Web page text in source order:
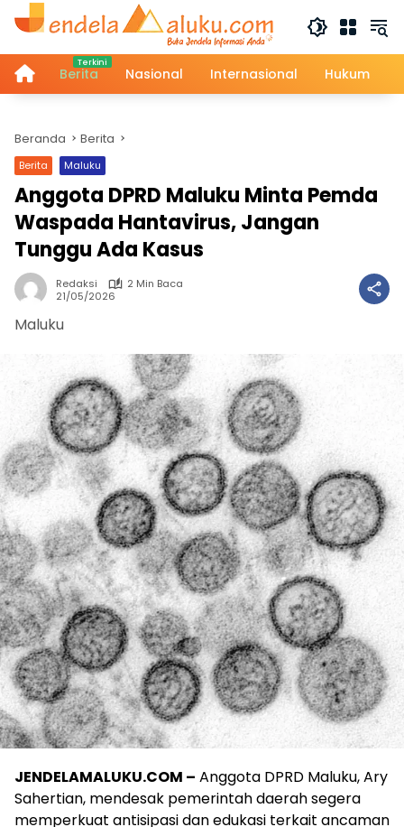
Langsung
HomeBerita Nasional Internasional Hukum
Beranda Berita
Berita Maluku
Anggota DPRD Maluku Minta Pemda
Waspada Hantavirus, Jangan
Tunggu Ada Kasus
Redaksi
2 Min Baca
21/05/2026
Maluku
JENDELAMALUKU.COM – Anggota DPRD Maluku, Ary
Sahertian, mendesak pemerintah daerah segera
memperkuat antisipasi dan edukasi terkait ancaman